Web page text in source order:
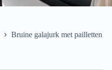
Bruine galajurk met pailletten